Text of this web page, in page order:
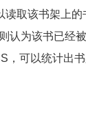
读取该书架上的
认为该书已经
，可以统计出